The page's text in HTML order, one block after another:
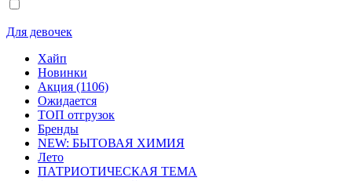
Для девочек
Хайп
Новинки
Акция (1106)
Ожидается
ТОП отгрузок
Бренды
NEW: БЫТОВАЯ ХИМИЯ
Лето
ПАТРИОТИЧЕСКАЯ ТЕМА